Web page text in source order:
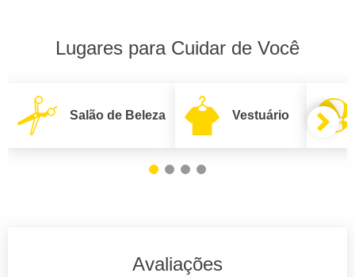
Lugares para Cuidar de Você
Salão de Beleza Vestuário
Avaliações